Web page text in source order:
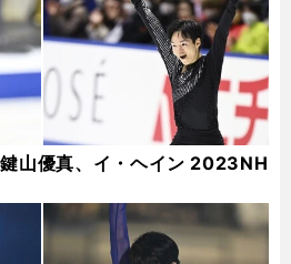
山優真、イ・ヘイン 2023NH